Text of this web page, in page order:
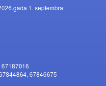
1. septembra
67187016
67846675